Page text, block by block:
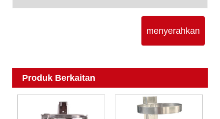
menyerahkan
Produk Berkaitan